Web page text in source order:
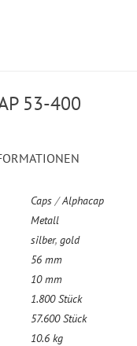
53-400
Caps /Alphacap
Metall
silber, gold
56 mm
10 mm
1.800 Stück
57.600 Stück
10.6 kg